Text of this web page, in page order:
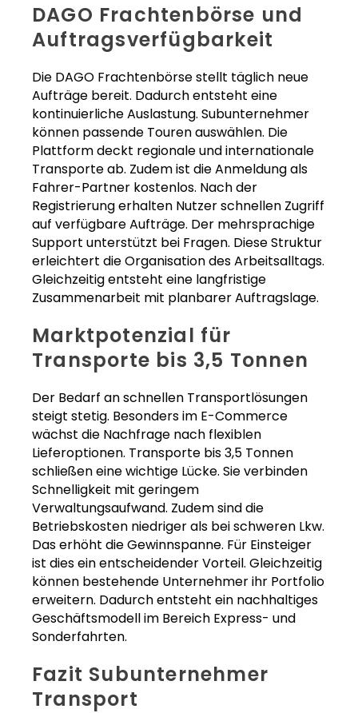
DAGO Frachtenbörse und
Auftragsverfügbarkeit
Die DAGO Frachtenbörse stellt täglich neue
Aufträge bereit. Dadurch entsteht eine
kontinuierliche Auslastung. Subunternehmer
können passende Touren auswählen. Die
Plattform deckt regionale und internationale
Transporte ab. Zudem ist die Anmeldung als
Fahrer-Partner kostenlos. Nach der
Registrierung erhalten Nutzer schnellen Zugriff
auf verfügbare Aufträge. Der mehrsprachige
Support unterstützt bei Fragen. Diese Struktur
erleichtert die Organisation des Arbeitsalltags.
Gleichzeitig entsteht eine langfristige
Zusammenarbeit mit planbarer Auftragslage.
Marktpotenzial für
Transporte bis 3,5 Tonnen
Der Bedarf an schnellen Transportlösungen
steigt stetig. Besonders im E-Commerce
wächst die Nachfrage nach flexiblen
Lieferoptionen. Transporte bis 3,5 Tonnen
schließen eine wichtige Lücke. Sie verbinden
Schnelligkeit mit geringem
Verwaltungsaufwand. Zudem sind die
Betriebskosten niedriger als bei schweren Lkw.
Das erhöht die Gewinnspanne. Für Einsteiger
ist dies ein entscheidender Vorteil. Gleichzeitig
können bestehende Unternehmer ihr Portfolio
erweitern. Dadurch entsteht ein nachhaltiges
Geschäftsmodell im Bereich Express- und
Sonderfahrten.
Fazit Subunternehmer
Transport